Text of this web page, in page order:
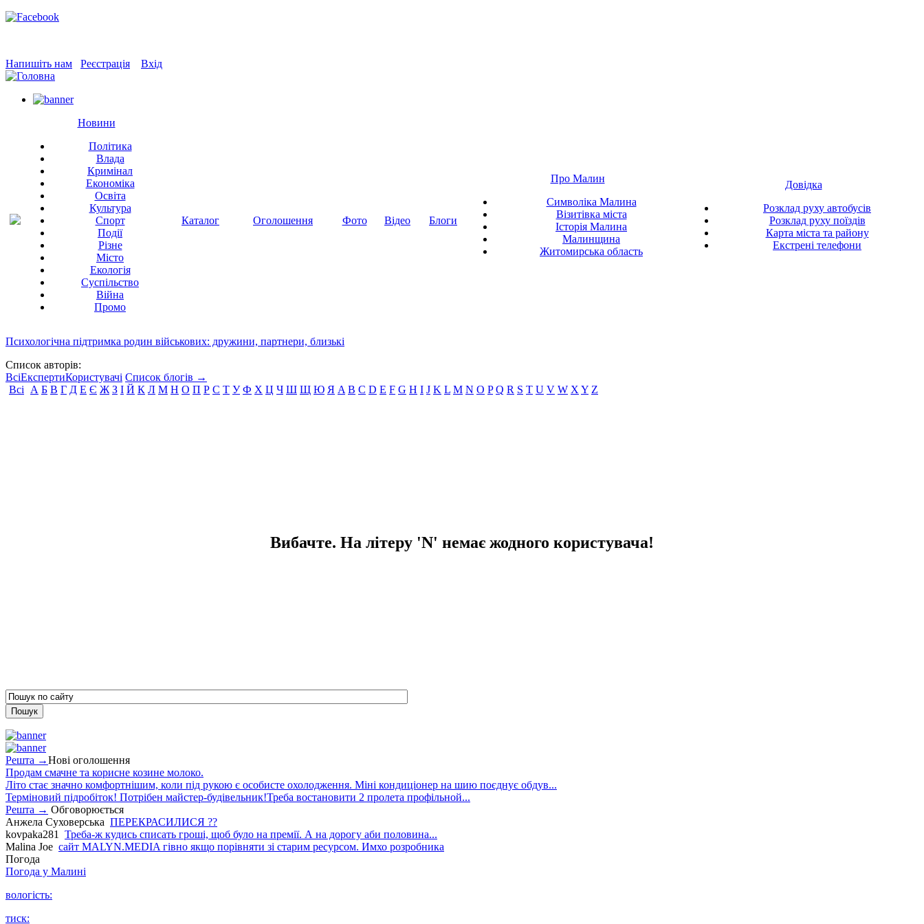
Напишіть нам Реєстрація Вхід
Новини
Політика
Влада
Кримінал
Економіка
Освіта
Культура
Спорт
Події
Різне
Місто
Екологія
Суспільство
Війна
Промо
Каталог Оголошення Фото Відео Блоги
Про Малин
Символіка Малина
Візитівка міста
Історія Малина
Малинщина
Житомирська область
Довідка
Розклад руху автобусів
Розклад руху поїздів
Карта міста та району
Екстрені телефони
Психологічна підтримка родин військових: дружини, партнери, близькі
Список авторів:
ВсіЕкспертиКористувачі Список блогів →
Всі
А Б В Г Д Е Є Ж З І Й К Л М Н О П Р С Т У Ф Х Ц Ч Ш Щ Ю Я A B C D E F G H I J K L M N O P Q R S T U V W X Y Z
Вибачте. На літеру 'N' немає жодного користувача!
Решта →Нові оголошення
Продам смачне та корисне козине молоко.
Літо стає значно комфортнішим, коли під рукою є особисте охолодження. Міні кондиціонер на шию поєднує обдув...
Терміновий підробіток! Потрібен майстер-будівельник!Треба востановити 2 пролета профільной...
Решта → Обговорюється
Анжела Суховерська ПЕРЕКРАСИЛИСЯ ??
kovpaka281
Треба-ж кудись списать гроші, щоб було на премії. А на дорогу аби половина...
Malina Joe сайт MALYN.MEDIA гiвно якщо порiвняти зi старим ресурсом. Имхо розробника
Погода
Погода у Малині
вологість:
тиск: